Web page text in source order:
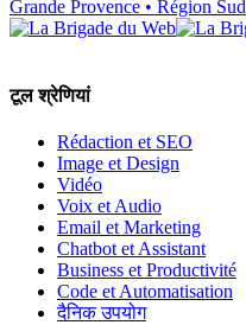
Grande Provence • Région Sud
टूल श्रेणियां
Rédaction et SEO
Image et Design
Vidéo
Voix et Audio
Email et Marketing
Chatbot et Assistant
Business et Productivité
Code et Automatisation
दैनिक उपयोग